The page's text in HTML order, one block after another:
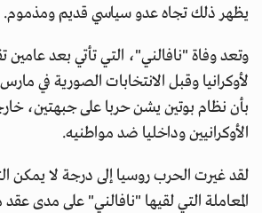
يظهر ذلك تجاه عدو سياسي قديم ومذموم.
وتعد وفاة "نافالني"، التي تأتي بعد عامين
لأوكرانيا وقبل الانتخابات الصورية في
بأن نظام بوتين يشن حربا على جبهتين،
الأوكرانيين وداخليا ضد مواطنيه.
لقد غيرت الحرب روسيا إلى درجة لا يمكن
المعاملة التي لقيها "نافالني" على مدى